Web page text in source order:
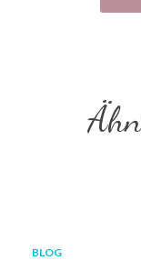
BLOG